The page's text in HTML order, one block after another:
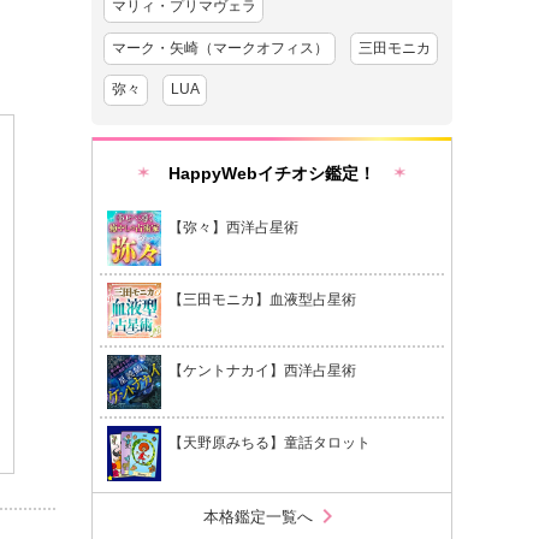
マリィ・プリマヴェラ
マーク・矢崎（マークオフィス） 三田モニカ
弥々 LUA
HappyWebイチオシ鑑定！
【弥々】西洋占星術
【三田モニカ】血液型占星術
【ケントナカイ】西洋占星術
【天野原みちる】童話タロット
本格鑑定一覧へchevron_right